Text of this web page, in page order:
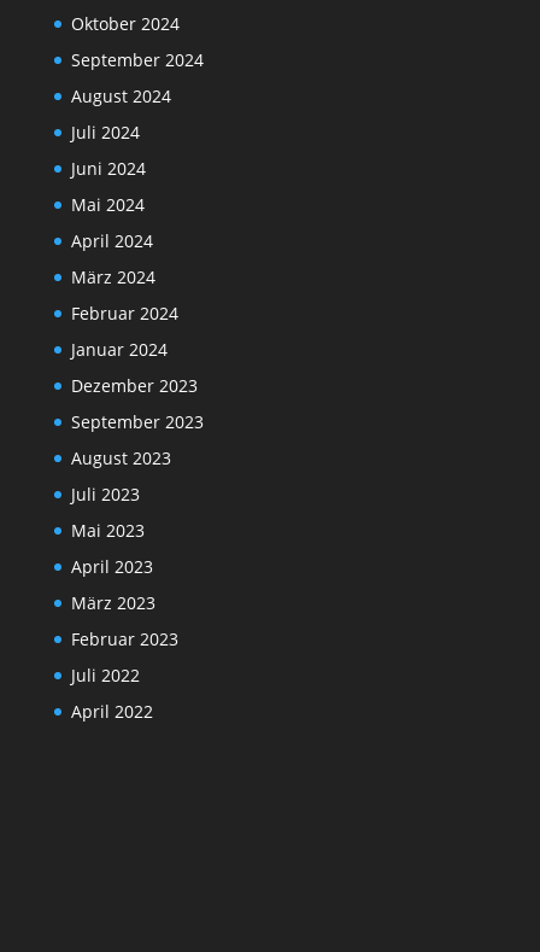
Oktober 2024
September 2024
August 2024
Juli 2024
Juni 2024
Mai 2024
April 2024
März 2024
Februar 2024
Januar 2024
Dezember 2023
September 2023
August 2023
Juli 2023
Mai 2023
April 2023
März 2023
Februar 2023
Juli 2022
April 2022